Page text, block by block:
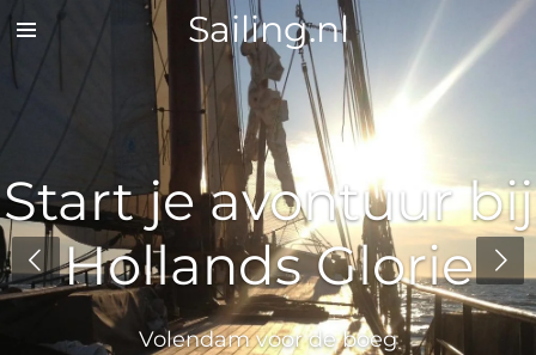
Zum
Sailing.nl
Start je avontuur bij
Hollands Glorie
Volendam voor de boeg